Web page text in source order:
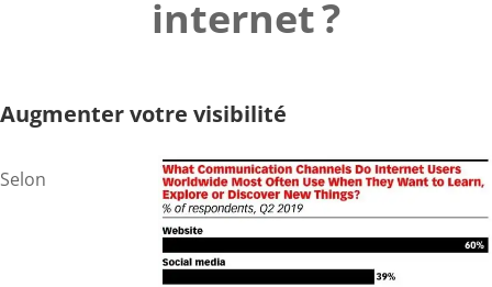
internet ?
Augmenter votre visibilité
Selon